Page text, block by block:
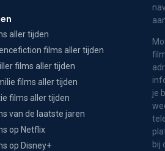
aller tijden
films aller tijden
films aller tijden
films aller tijden
films aller tijden
van de laatste jaren
op Netflix
op Disney+
je
bij